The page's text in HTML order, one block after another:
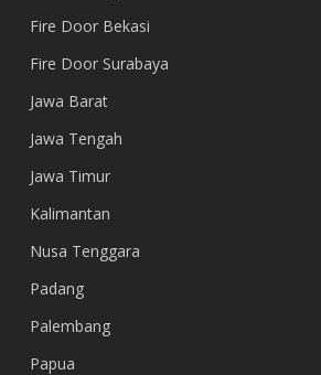
Fire Door Bekasi
Fire Door Surabaya
Jawa Barat
Jawa Tengah
Jawa Timur
Kalimantan
Nusa Tenggara
Padang
Palembang
Papua